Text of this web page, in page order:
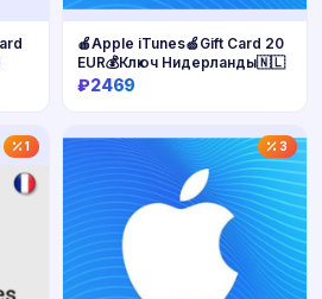
Купить
🍎Apple iTunes🍏Gift Card 20
EUR💰Ключ Нидерланды🇳🇱
₽2469
1 3